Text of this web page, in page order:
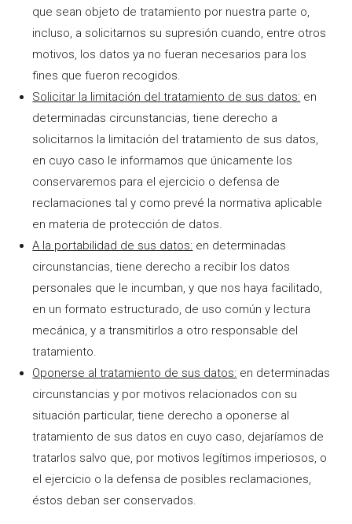
que sean objeto de tratamiento por nuestra parte o,
incluso, a solicitarnos su supresión cuando, entre otros
motivos, los datos ya no fueran necesarios para los
fines que fueron recogidos.
Solicitar la limitación del tratamiento de sus datos: en
determinadas circunstancias, tiene derecho a
solicitarnos la limitación del tratamiento de sus datos,
en cuyo caso le informamos que únicamente los
conservaremos para el ejercicio o defensa de
reclamaciones tal y como prevé la normativa aplicable
en materia de protección de datos.
A la portabilidad de sus datos: en determinadas
circunstancias, tiene derecho a recibir los datos
personales que le incumban, y que nos haya facilitado,
en un formato estructurado, de uso común y lectura
mecánica, y a transmitirlos a otro responsable del
tratamiento.
Oponerse al tratamiento de sus datos: en determinadas
circunstancias y por motivos relacionados con su
situación particular, tiene derecho a oponerse al
tratamiento de sus datos en cuyo caso, dejaríamos de
tratarlos salvo que, por motivos legítimos imperiosos, o
el ejercicio o la defensa de posibles reclamaciones,
éstos deban ser conservados.